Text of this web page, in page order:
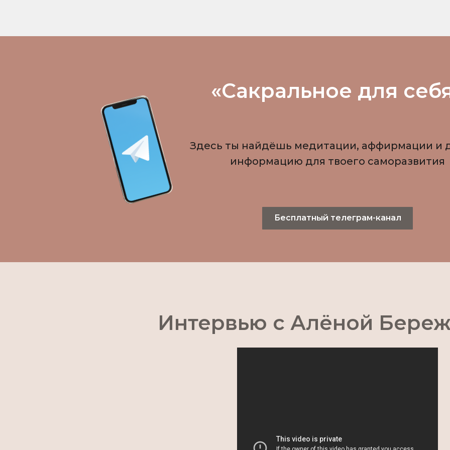
«Сакральное для
Здесь ты найдёшь медитации, аффирмации и
информацию для твоего саморазвития
Бесплатный телеграм-канал
Интервью с Алёной